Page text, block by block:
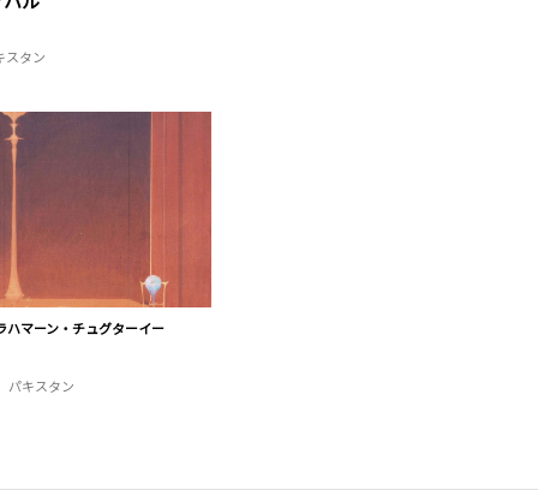
スタン
ハマーン・チュグターイー
パキスタン